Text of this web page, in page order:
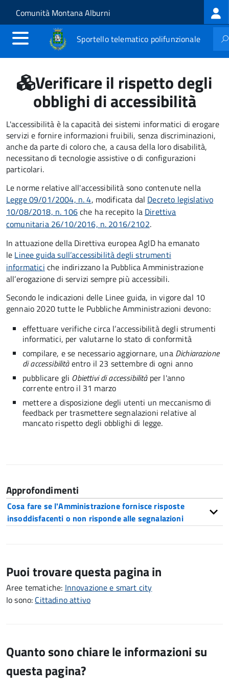
Salta al contenuto principale
Skip to site navigation
Comunità Montana Alburni
Sportello telematico polifunzionale
Verificare il rispetto degli
obblighi di accessibilità
L'accessibilità è la capacità dei sistemi informatici di erogare
servizi e fornire informazioni fruibili, senza discriminazioni,
anche da parte di coloro che, a causa della loro disabilità,
necessitano di tecnologie assistive o di configurazioni
particolari.
Le norme relative all'accessibilità sono contenute nella
Legge 09/01/2004, n. 4, modificata dal Decreto legislativo
10/08/2018, n. 106che ha recepito la Direttiva
comunitaria 26/10/2016, n. 2016/2102.
In attuazione della Direttiva europea AgID ha emanato
le Linee guida sull’accessibilità degli strumenti
informatici che indirizzano la Pubblica Amministrazione
all’erogazione di servizi sempre più accessibili.
Secondo le indicazioni delle Linee guida, in vigore dal 10
gennaio 2020 tutte le Pubbliche Amministrazioni devono:
effettuare verifiche circa l’accessibilità degli strumenti
informatici, per valutarne lo stato di conformità
compilare, e se necessario aggiornare, una Dichiarazione
di accessibilitàentro il 23 settembre di ogni anno
pubblicare gli Obiettivi di accessibilitàper l'anno
corrente entro il 31 marzo
mettere a disposizione degli utenti un meccanismo di
feedback per trasmettere segnalazioni relative al
mancato rispetto degli obblighi di legge.
Approfondimenti
Cosa fare se l'Amministrazione fornisce risposte
insoddisfacenti o non risponde alle segnalazioni
Puoi trovare questa pagina in
Aree tematiche: Innovazione e smart city
Io sono: Cittadino attivo
Quanto sono chiare le informazioni su
questa pagina?